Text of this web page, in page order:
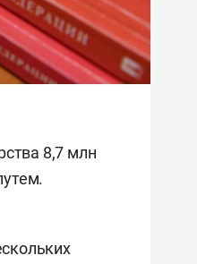
8,7 млн